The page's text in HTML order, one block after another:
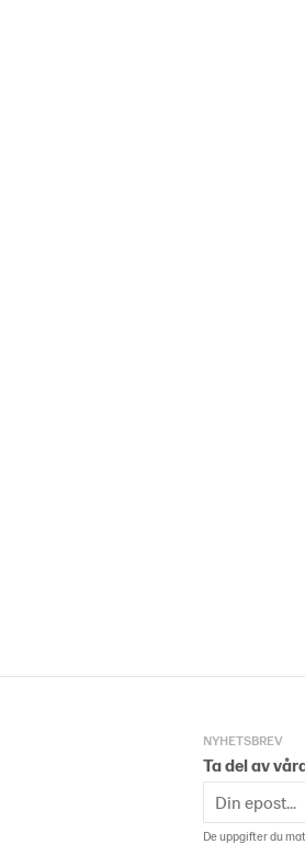
NYHETSBREV
Ta del av
De uppgifter du